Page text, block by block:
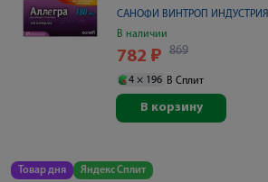
САНОФИ ВИНТРОП ИНДУСТРИЯ
В наличии
782 ₽ 869
4 × 196 В Сплит
В корзину
Товар дня Яндекс Сплит